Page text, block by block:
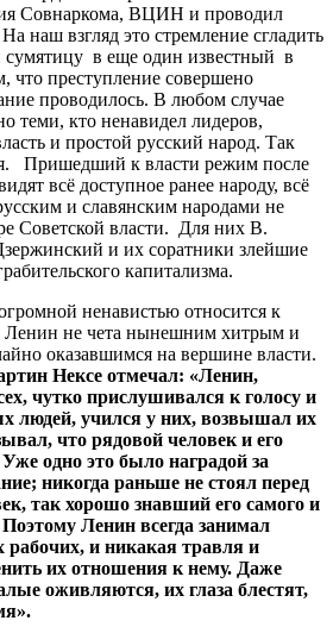
Совнаркома, ВЦИН и проводил
наш взгляд это стремление сгладить
в еще один известный в
что преступление совершено
проводилось. В любом случае
теми, кто ненавидел лидеров,
и простой русский народ. Так
Пришедший к власти режим после
всё доступное ранее народу, всё
и славянским народами не
Советской власти. Для них В.
и их соратники злейшие
капитализма.
ненавистью относится к
не чета нынешним хитрым и
оказавшимся на вершине власти.
Нексе отмечал: «Ленин,
чутко прислушивался к голосу и
людей, учился у них, возвышал их
что рядовой человек и его
одно это было наградой за
никогда раньше не стоял перед
так хорошо знавший его самого и
Ленин всегда занимал
рабочих, и никакая травля и
их отношения к нему. Даже
оживляются, их глаза блестят,